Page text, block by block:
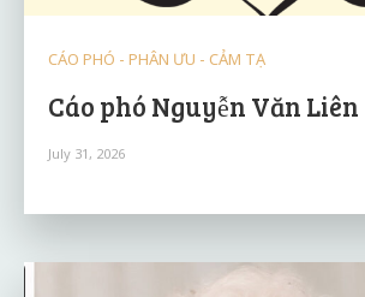
CÁO PHÓ - PHÂN ƯU - CẢM TẠ
Cáo phó Nguyễn Văn Liên
July 31, 2026